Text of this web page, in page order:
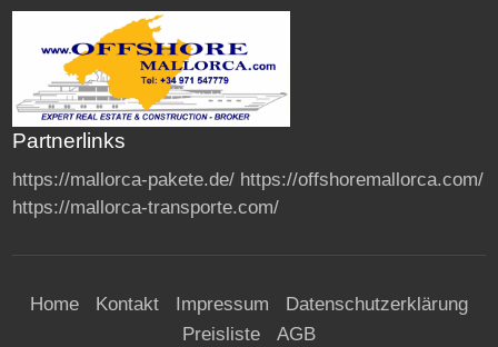
Partnerlinks
https://mallorca-pakete.de/ https://offshoremallorca.com/
https://mallorca-transporte.com/
Home Kontakt Impressum
Datenschutzerklärung
Preisliste
AGB